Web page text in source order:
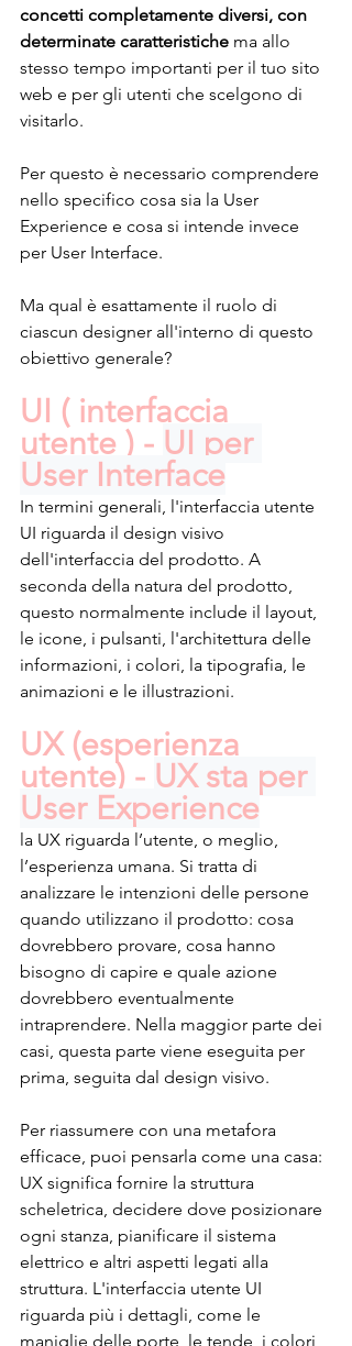
concetti completamente diversi, con
determinate caratteristiche ma allo
stesso tempo importanti per il tuo sito
web e per gli utenti che scelgono di
visitarlo.
Per questo è necessario comprendere
nello specifico cosa sia la User
Experience e cosa si intende invece
per User Interface.
Ma qual è esattamente il ruolo di
ciascun designer all'interno di questo
obiettivo generale?
UI ( interfaccia
utente ) - UI per
User Interface
In termini generali, l'interfaccia utente
UI riguarda il design visivo
dell'interfaccia del prodotto. A
seconda della natura del prodotto,
questo normalmente include il layout,
le icone, i pulsanti, l'architettura delle
informazioni, i colori, la tipografia, le
animazioni e le illustrazioni.
UX (esperienza
utente) - UX sta per
User Experience
la UX riguarda l’utente, o meglio,
l’esperienza umana. Si tratta di
analizzare le intenzioni delle persone
quando utilizzano il prodotto: cosa
dovrebbero provare, cosa hanno
bisogno di capire e quale azione
dovrebbero eventualmente
intraprendere. Nella maggior parte dei
casi, questa parte viene eseguita per
prima, seguita dal design visivo.
Per riassumere con una metafora
efficace, puoi pensarla come una casa:
UX significa fornire la struttura
scheletrica, decidere dove posizionare
ogni stanza, pianificare il sistema
elettrico e altri aspetti legati alla
struttura. L'interfaccia utente UI
riguarda più i dettagli, come le
maniglie delle porte, le tende, i colori